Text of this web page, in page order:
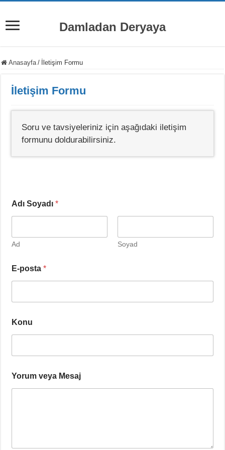
Damladan Deryaya
Anasayfa / İletişim Formu
İletişim Formu
Soru ve tavsiyeleriniz için aşağıdaki iletişim
formunu doldurabilirsiniz.
Adı Soyadı*
Ad Soyad
E-posta*
e
s
e
y
a
Konu
Yorum veya Mesaj